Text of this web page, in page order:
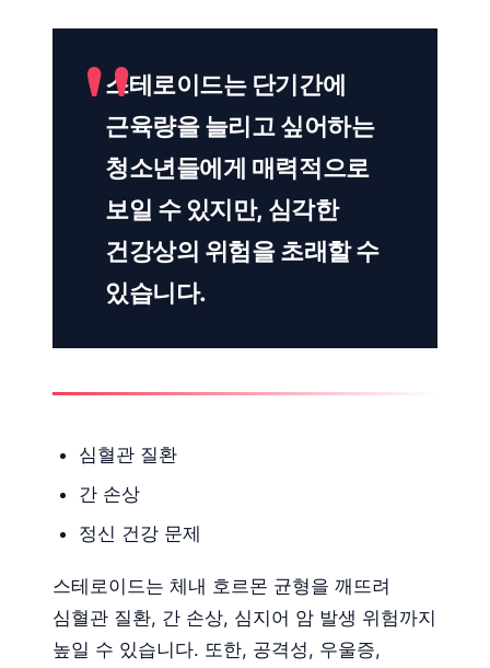
스테로이드는 단기간에
근육량을 늘리고 싶어하는
청소년들에게 매력적으로
보일 수 있지만, 심각한
건강상의 위험을 초래할 수
있습니다.
심혈관 질환
간 손상
정신 건강 문제
스테로이드는 체내 호르몬 균형을 깨뜨려
심혈관 질환, 간 손상, 심지어 암 발생 위험까지
높일 수 있습니다. 또한, 공격성, 우울증,